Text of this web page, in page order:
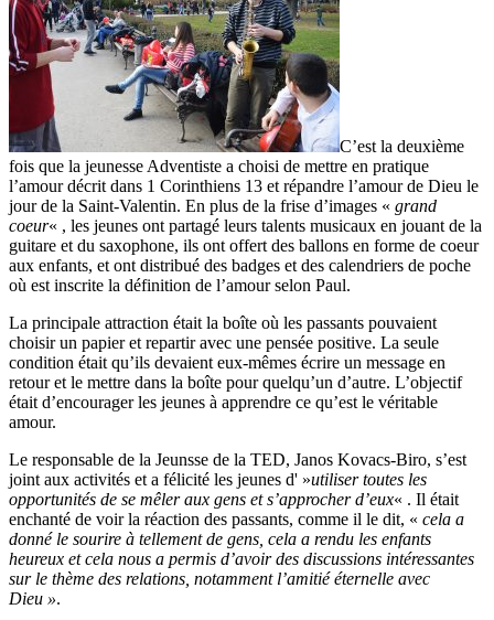
C’est la deuxième
fois que la jeunesse Adventiste a choisi de mettre en pratique
l’amour décrit dans 1 Corinthiens 13 et répandre l’amour de Dieu le
jour de la Saint-Valentin. En plus de la frise d’images « grand
coeur« , les jeunes ont partagé leurs talents musicaux en jouant de la
guitare et du saxophone, ils ont offert des ballons en forme de coeur
aux enfants, et ont distribué des badges et des calendriers de poche
où est inscrite la définition de l’amour selon Paul.
La principale attraction était la boîte où les passants pouvaient
choisir un papier et repartir avec une pensée positive. La seule
condition était qu’ils devaient eux-mêmes écrire un message en
retour et le mettre dans la boîte pour quelqu’un d’autre. L’objectif
était d’encourager les jeunes à apprendre ce qu’est le véritable
amour.
Le responsable de la Jeunsse de la TED, Janos Kovacs-Biro, s’est
joint aux activités et a félicité les jeunes d' »utiliser toutes les
opportunités de se mêler aux gens et s’approcher d’eux« . Il était
enchanté de voir la réaction des passants, comme il le dit, « cela a
donné le sourire à tellement de gens, cela a rendu les enfants
heureux et cela nous a permis d’avoir des discussions intéressantes
sur le thème des relations, notamment l’amitié éternelle avec
Dieu ».